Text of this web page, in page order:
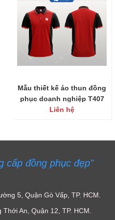
Mẫu thiết kế áo thun đồng
phục doanh nghiệp T407
(New)
Liên hệ
cấp đồng phục đẹp"
5, Quận Gò Vấp, TP. HCM.
An, Quận 12, TP. HCM.